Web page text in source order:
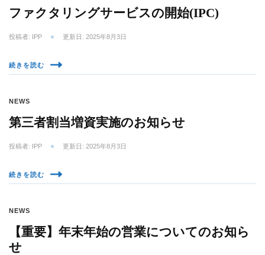
ファクタリングサービスの開始(IPC)
投稿者: IPP 更新日: 2025年8月3日
続きを読む
NEWS
第三者割当増資実施のお知らせ
投稿者: IPP 更新日: 2025年8月3日
続きを読む
NEWS
【重要】年末年始の営業についてのお知ら
せ